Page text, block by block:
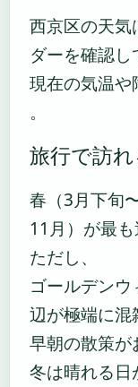
西京区の天気
ダーを確認し
現在の気温や
。
旅行で訪
春（3月下旬
11月）が最も
ただし、
ゴールデン
辺が極端に混
早朝の散策が
冬は晴れる日